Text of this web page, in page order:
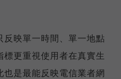
映單一時間、單一地點
更重視使用者在真實生
是最能反映電信業者網